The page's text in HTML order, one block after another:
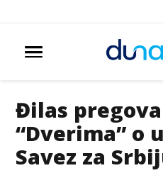
Đilas
“Dverima” o
Savez za